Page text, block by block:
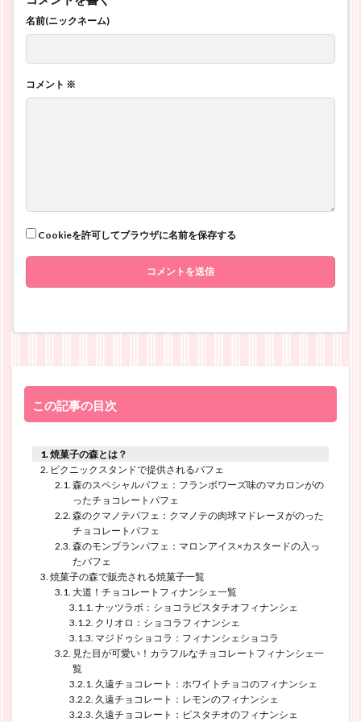
名前(ニックネーム)
コメント ※
Cookieを許可してブラウザに名前を保存する
この記事の目次
焼菓子の森とは？
ピクニックスタンドで提供されるパフェ
森のスペシャルパフェ：フランボワーズ味のマカロンがの
ったチョコレートパフェ
森のクマノテパフェ：クマノテの肉球マドレーヌがのった
チョコレートパフェ
森のモンブランパフェ：マロンアイス×カスタードの入っ
たパフェ
焼菓子の森で販売される焼菓子一覧
大道！チョコレートフィナンシェ一覧
ナッツラボ：ショコラピスタチオフィナンシェ
クリオロ：ショコラフィナンシェ
マジドゥショコラ：フィナンシェショコラ
見た目が可愛い！カラフルなチョコレートフィナンシェ一
覧
久遠チョコレート：ホワイトチョコのフィナンシェ
久遠チョコレート：レモンのフィナンシェ
久遠チョコレート：ピスタチオのフィナンシェ